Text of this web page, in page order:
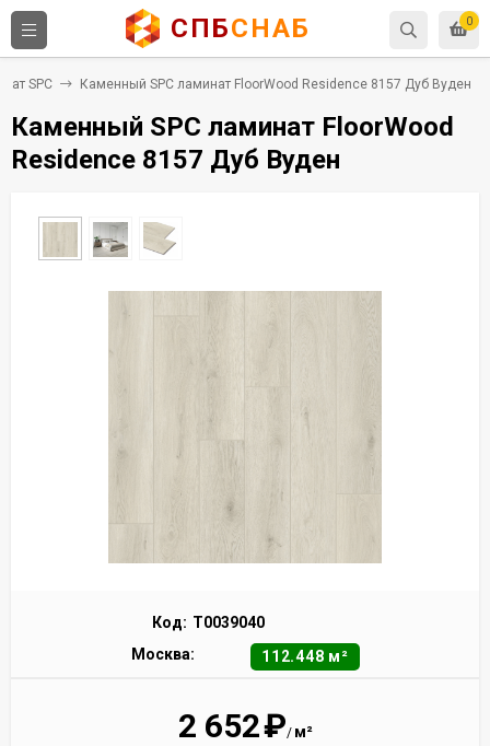
0
СПБСНАБ
SPC Каменный SPC ламинат FloorWood Residence 8157 Дуб Вуден
Каменный SPC ламинат FloorWood
Residence 8157 Дуб Вуден
Код: Т0039040
Москва:
112.448 м²
2 652₽/ м²